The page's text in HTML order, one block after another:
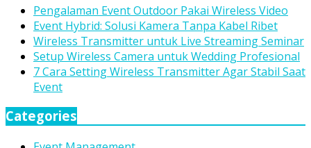
Pengalaman Event Outdoor Pakai Wireless Video
Event Hybrid: Solusi Kamera Tanpa Kabel Ribet
Wireless Transmitter untuk Live Streaming Seminar
Setup Wireless Camera untuk Wedding Profesional
7 Cara Setting Wireless Transmitter Agar Stabil Saat
Event
Categories